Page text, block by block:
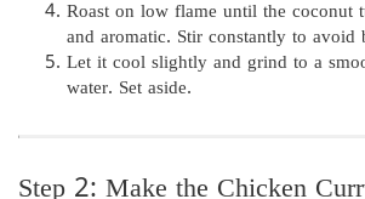
Roast on low flame until the coconut
and aromatic. Stir constantly to avoid
Let it cool slightly and grind to a
water. Set aside.
Step 2: Make the Chicken